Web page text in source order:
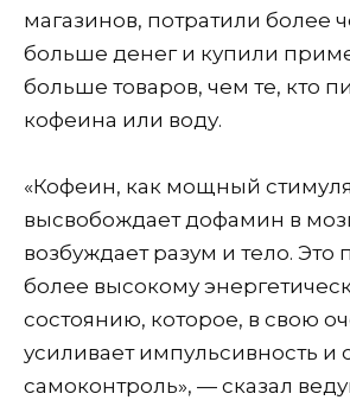
магазинов, потратили более
больше денег и купили
больше товаров, чем те, кто
кофеина или воду.
«Кофеин, как мощный
высвобождает дофамин в
возбуждает разум и тело. Это
более высокому
состоянию, которое, в свою
усиливает импульсивность и
самоконтроль», — сказал